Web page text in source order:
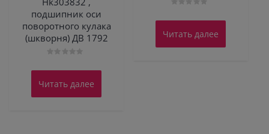
подшипник оси
поворотного кулака
(шкворня) ДВ 1792
0
5
Читать далее
0
5
Читать далее